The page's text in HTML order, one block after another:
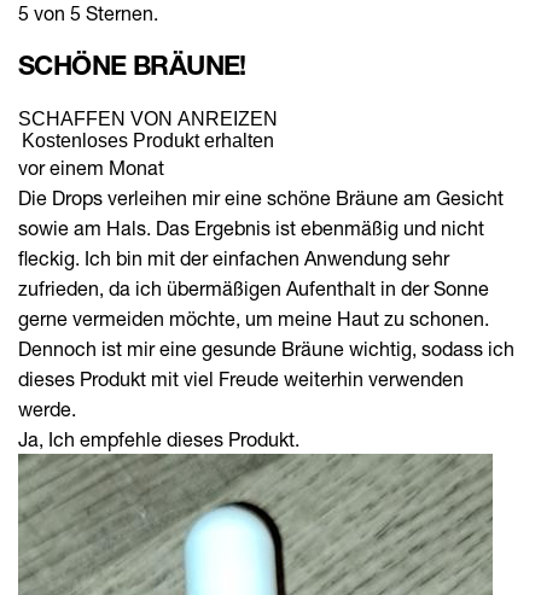
5 von 5 Sternen.
SCHÖNE BRÄUNE!
SCHAFFEN VON ANREIZEN
Kostenloses Produkt erhalten
vor einem Monat
Die Drops verleihen mir eine schöne Bräune am Gesicht
sowie am Hals. Das Ergebnis ist ebenmäßig und nicht
fleckig. Ich bin mit der einfachen Anwendung sehr
zufrieden, da ich übermäßigen Aufenthalt in der Sonne
gerne vermeiden möchte, um meine Haut zu schonen.
Dennoch ist mir eine gesunde Bräune wichtig, sodass ich
dieses Produkt mit viel Freude weiterhin verwenden
werde.
Ja, Ich empfehle dieses Produkt.